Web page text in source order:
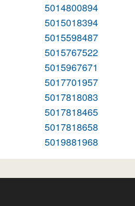
5014800894
5015018394
5015598487
5015767522
5015967671
5017701957
5017818083
5017818465
5017818658
5019881968